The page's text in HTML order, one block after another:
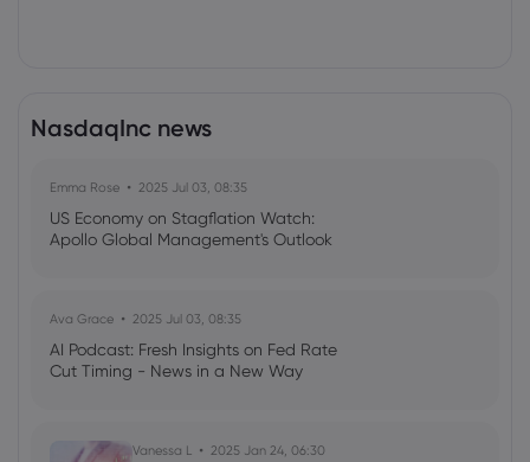
NasdaqInc news
Emma Rose 2025 Jul 03, 08:35
US Economy on Stagflation Watch:
Apollo Global Management's Outlook
Ava Grace 2025 Jul 03, 08:35
AI Podcast: Fresh Insights on Fed Rate
Cut Timing - News in a New Way
Vanessa L 2025 Jan 24, 06:30